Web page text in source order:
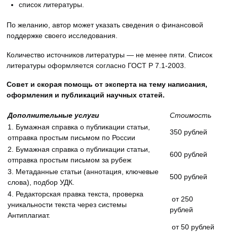
список литературы.
По желанию, автор может указать сведения о финансовой
поддержке своего исследования.
Количество источников литературы — не менее пяти. Список
литературы оформляется согласно ГОСТ Р 7.1-2003.
Совет и скорая помощь от эксперта на тему написания,
оформления и публикаций научных статей.
Дополнительные услуги
Стоимость
1. Бумажная справка о публикации статьи,
отправка простым письмом по России
350 рублей
2. Бумажная справка о публикации статьи,
отправка простым письмом за рубеж
600 рублей
3. Метаданные статьи (аннотация, ключевые
слова), подбор УДК.
500 рублей
4. Редакторская правка текста, проверка
уникальности текста через системы
Антиплагиат.
от 250
рублей
от 50 рублей